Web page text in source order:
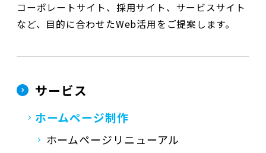
コーポレートサイト、採用サイト、サービスサイト
など、目的に合わせたWeb活用をご提案します。
サービス
ホームページ制作
ホームページリニューアル